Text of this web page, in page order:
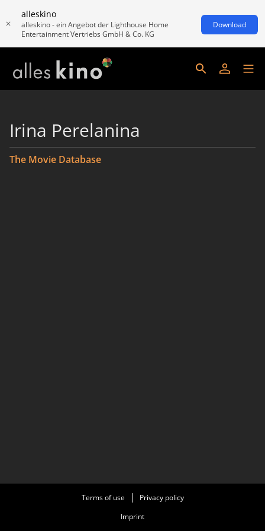
alleskino
alleskino - ein Angebot der Lighthouse Home
Entertainment Vertriebs GmbH & Co. KG
Download
Irina Perelanina
The Movie Database
Terms of use
Privacy policy
Imprint